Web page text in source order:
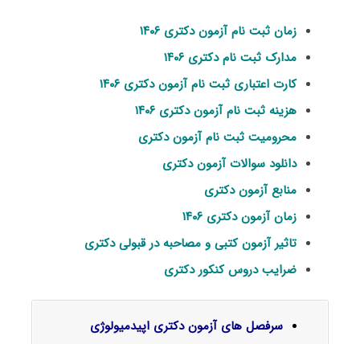
زمان ثبت نام آزمون دکتری ۱۴۰۶
مدارک ثبت نام دکتری ۱۴۰۶
کارت اعتباری ثبت نام آزمون دکتری ۱۴۰۶
هزینه ثبت نام آزمون دکتری ۱۴۰۶
محرومیت ثبت نام آزمون دکتری
دانلود سوالات آزمون دکتری
منابع آزمون دکتری
زمان آزمون دکتری ۱۴۰۶
تاثیر آزمون کتبی و مصاحبه در قبولی دکتری
ضرایب دروس کنکور دکتری
سرفصل‌ های آزمون دکتری اپیدمیولوژی